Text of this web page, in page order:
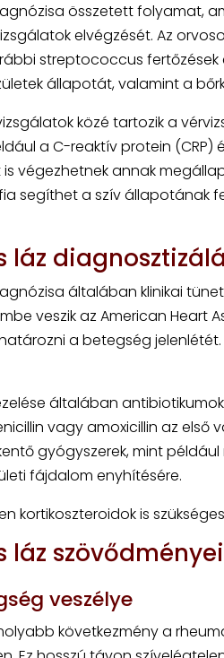
összetett folyamat,
elvégzését. Az
streptococcus
állapotát, valamint a
közé tartozik a
a C-reaktív protein (CRP)
végezhetnek annak
segíthet a szív állapotának
láz
általában klinikai
veszik az American Heart
a betegség
általában
vagy amoxicillin az első
gyógyszerek, mint
fájdalom enyhítésére.
kortikoszteroidok is
láz
veszélye
következmény a